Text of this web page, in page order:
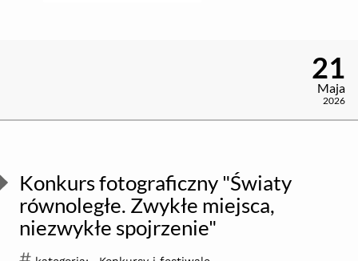
21
Maja
2026
Konkurs fotograficzny "Światy
równoległe. Zwykłe miejsca,
niezwykłe spojrzenie"